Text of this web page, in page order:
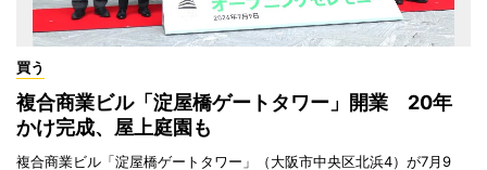
買う
複合商業ビル「淀屋橋ゲートタワー」開業 20年
かけ完成、屋上庭園も
複合商業ビル「淀屋橋ゲートタワー」（大阪市中央区北浜4）が7月9